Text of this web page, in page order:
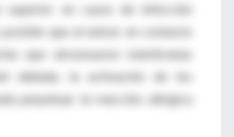
superior en casos de infección
que al entrar en contacto
que atravesaron membranas
dañada, la activación de los
perpetuar la reacción alérgica